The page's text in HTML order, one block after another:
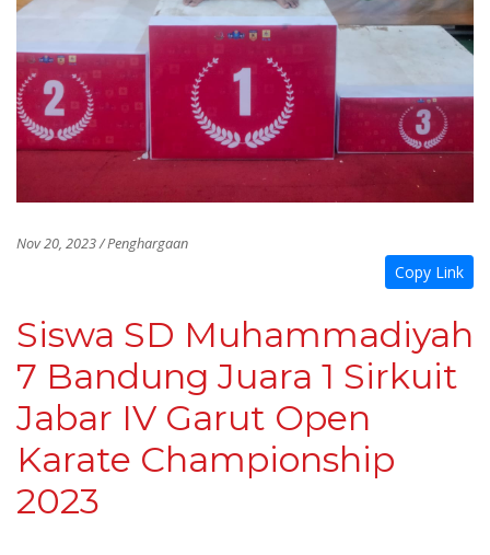
Nov 20, 2023 / Penghargaan
Copy Link
Siswa SD Muhammadiyah
7 Bandung Juara 1 Sirkuit
Jabar IV Garut Open
Karate Championship
2023